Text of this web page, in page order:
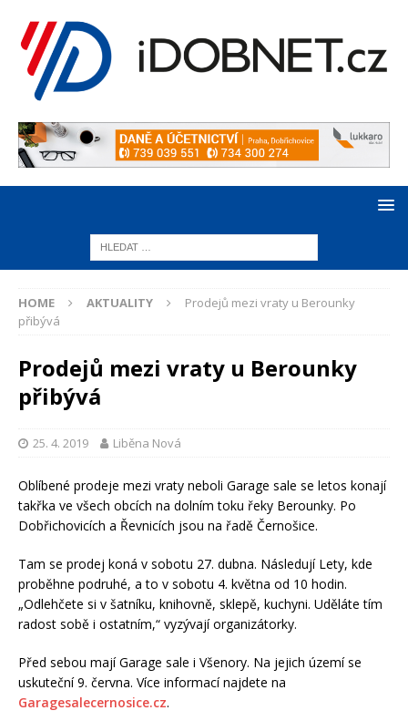
HOME AKTUALITY
Prodejů mezi vraty u Berounky
přibývá
Prodejů mezi vraty u Berounky
přibývá
25. 4. 2019 Liběna Nová
Oblíbené prodeje mezi vraty neboli Garage sale se letos konají
takřka ve všech obcích na dolním toku řeky Berounky. Po
Dobřichovicích a Řevnicích jsou na řadě Černošice.
Tam se prodej koná v sobotu 27. dubna. Následují Lety, kde
proběhne podruhé, a to v sobotu 4. května od 10 hodin.
„Odlehčete si v šatníku, knihovně, sklepě, kuchyni. Uděláte tím
radost sobě i ostatním,“ vyzývají organizátorky.
Před sebou mají Garage sale i Všenory. Na jejich území se
uskuteční 9. června. Více informací najdete na
Garagesalecernosice.cz.